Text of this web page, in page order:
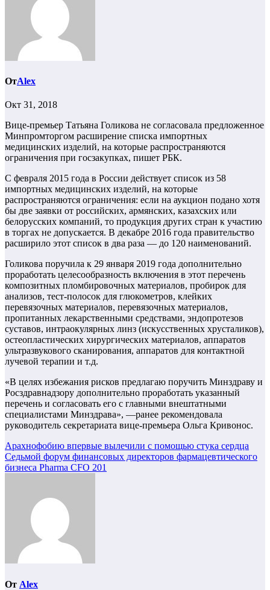
ОтAlex
Окт 31, 2018
Вице-премьер Татьяна Голикова не согласовала предложенное
Минпромторгом расширение списка импортных
медицинских изделий, на которые распространяются
ограничения при госзакупках, пишет РБК.
С февраля 2015 года в России действует список из 58
импортных медицинских изделий, на которые
распространяются ограничения: если на аукцион подано хотя
бы две заявки от российских, армянских, казахских или
белорусских компаний, то продукция других стран к участию
в торгах не допускается. В декабре 2016 года правительство
расширило этот список в два раза — до 120 наименований.
Голикова поручила к 29 января 2019 года дополнительно
проработать целесообразность включения в этот перечень
композитных пломбировочных материалов, пробирок для
анализов, тест-полосок для глюкометров, клейких
перевязочных материалов, перевязочных материалов,
пропитанных лекарственными средствами, эндопротезов
суставов, интраокулярных линз (искусственных хрусталиков),
остеопластических хирургических материалов, аппаратов
ультразвукового сканирования, аппаратов для контактной
лучевой терапии и т.д.
«В целях избежания рисков предлагаю поручить Минздраву и
Росздравнадзору дополнительно проработать указанный
перечень и согласовать его с главными внештатными
специалистами Минздрава», —ранее рекомендовала
руководитель секретариата вице-премьера Ольга Кривонос.
Навигация
по
Арахнофобию впервые вылечили с помощью стука сердца
Седьмой форум финансовых директоров фармацевтического
бизнеса Pharma CFO 201
От Alex